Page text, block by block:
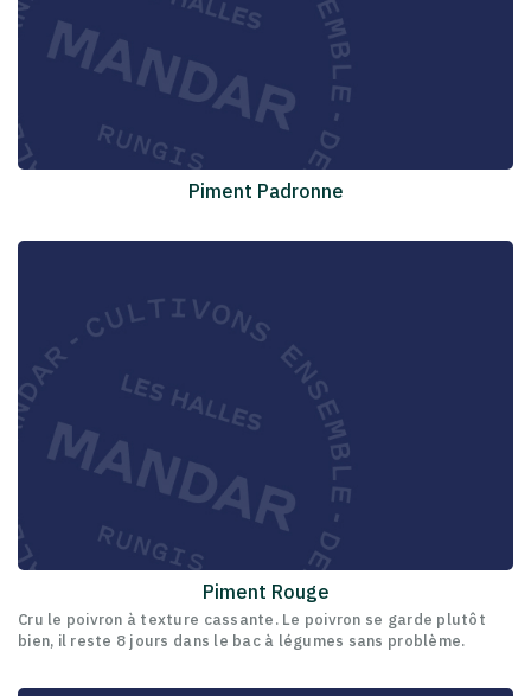
Piment Padronne
Piment Rouge
Cru le poivron à texture cassante. Le poivron se garde plutôt
bien, il reste 8 jours dans le bac à légumes sans problème.